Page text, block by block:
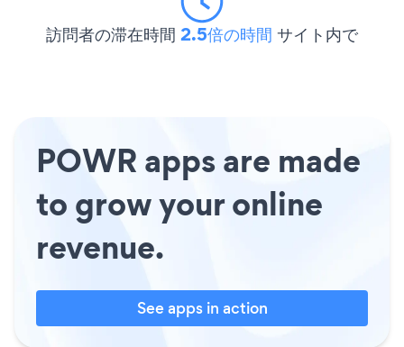
訪問者の滞在時間 2.5倍の時間 サイト内で
POWR apps are made
to grow your online
revenue.
See apps in action